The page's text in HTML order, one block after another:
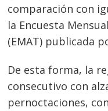
comparación con
la Encuesta
(EMAT) publicada
De esta forma, la
consecutivo con
pernoctaciones,